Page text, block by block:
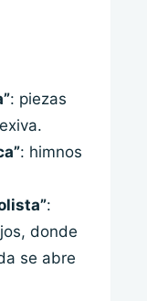
: piezas
: himnos
:
donde
se abre